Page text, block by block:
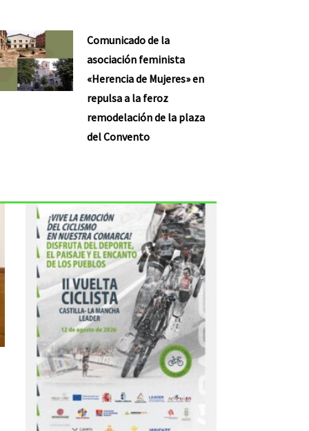
Comunicado de la
asociación feminista
«Herencia de Mujeres» en
repulsa a la feroz
remodelación de la plaza
del Convento